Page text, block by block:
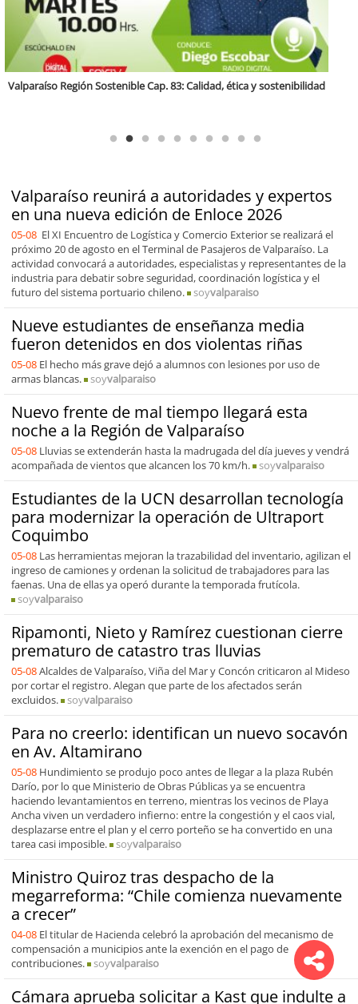
Valparaíso reunirá a autoridades y expertos
en una nueva edición de Enloce 2026
05-08 El XI Encuentro de Logística y Comercio Exterior se realizará el
próximo 20 de agosto en el Terminal de Pasajeros de Valparaíso. La
actividad convocará a autoridades, especialistas y representantes de la
industria para debatir sobre seguridad, coordinación logística y el
futuro del sistema portuario chileno.
soyvalparaiso
Nueve estudiantes de enseñanza media
fueron detenidos en dos violentas riñas
05-08 El hecho más grave dejó a alumnos con lesiones por uso de
armas blancas.
soyvalparaiso
Nuevo frente de mal tiempo llegará esta
noche a la Región de Valparaíso
05-08 Lluvias se extenderán hasta la madrugada del día jueves y vendrá
acompañada de vientos que alcancen los 70 km/h.
soyvalparaiso
Estudiantes de la UCN desarrollan tecnología
para modernizar la operación de Ultraport
Coquimbo
05-08 Las herramientas mejoran la trazabilidad del inventario, agilizan el
ingreso de camiones y ordenan la solicitud de trabajadores para las
faenas. Una de ellas ya operó durante la temporada frutícola.
soyvalparaiso
Ripamonti, Nieto y Ramírez cuestionan cierre
prematuro de catastro tras lluvias
05-08Alcaldes de Valparaíso, Viña del Mar y Concón criticaron al Mideso
por cortar el registro. Alegan que parte de los afectados serán
excluidos.
soyvalparaiso
Para no creerlo: identifican un nuevo socavón
en Av. Altamirano
05-08 Hundimiento se produjo poco antes de llegar a la plaza Rubén
Darío, por lo que Ministerio de Obras Públicas ya se encuentra
haciendo levantamientos en terreno, mientras los vecinos de Playa
Ancha viven un verdadero infierno: entre la congestión y el caos vial,
desplazarse entre el plan y el cerro porteño se ha convertido en una
tarea casi imposible.
soyvalparaiso
Ministro Quiroz tras despacho de la
megarreforma: “Chile comienza nuevamente
a crecer”
04-08 El titular de Hacienda celebró la aprobación del mecanismo de
compensación a municipios ante la exención en el pago de
contribuciones.
soyvalparaiso
Cámara aprueba solicitar a Kast que indulte a